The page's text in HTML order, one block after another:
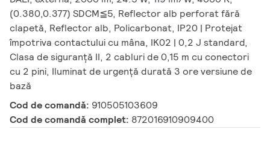
(0.380,0.377) SDCM≦5, Reflector alb perforat fără
clapetă, Reflector alb, Policarbonat, IP20 | Protejat
împotriva contactului cu mâna, IK02 | 0,2 J standard,
Clasa de siguranță II, 2 cabluri de 0,15 m cu conectori
cu 2 pini, Iluminat de urgență durată 3 ore versiune de
bază
Cod de comandă: 910505103609
Cod de comandă complet: 872016910909400